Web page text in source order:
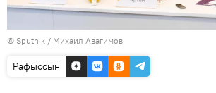
© Sputnik / Михаил Авагимов
Рафыссын